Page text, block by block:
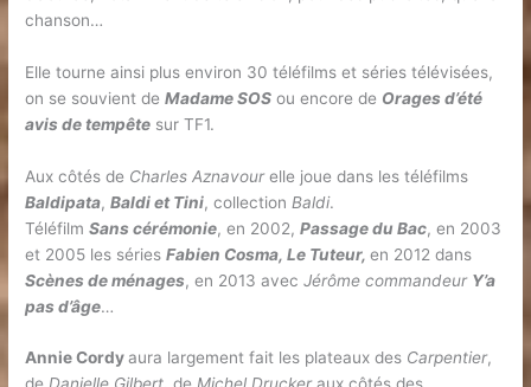
chanson…
Elle tourne ainsi plus environ 30 téléfilms et séries télévisées,
on se souvient deMadame SOS ou encore de Orages d’été
avis de tempête sur TF1.
Aux côtés de Charles Aznavourelle joue dans les téléfilms
Baldipata,Baldi et Tini, collection Baldi.
TéléfilmSans cérémonie, en 2002,Passage du Bac, en 2003
et 2005 les sériesFabien Cosma, Le Tuteur,en 2012 dans
Scènes de ménages, en 2013 avec Jérôme commandeur Y’a
pas d’âge…
Annie Cordyaura largement fait les plateaux des Carpentier,